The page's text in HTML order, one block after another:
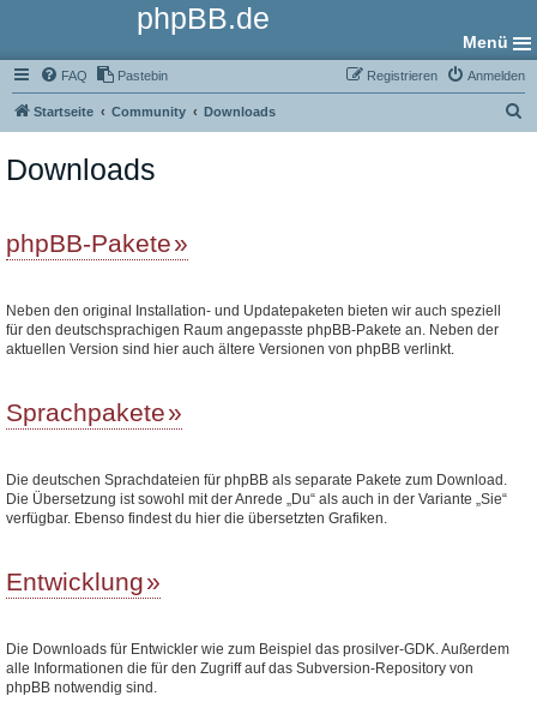
phpBB.de
Menü
FAQ Pastebin Anmelden
Registrieren
Startseite Community Downloads
Downloads
phpBB-Pakete
Neben den original Installation- und Updatepaketen bieten wir auch speziell
für den deutschsprachigen Raum angepasste phpBB-Pakete an. Neben der
aktuellen Version sind hier auch ältere Versionen von phpBB verlinkt.
Sprachpakete
Die deutschen Sprachdateien für phpBB als separate Pakete zum Download.
Die Übersetzung ist sowohl mit der Anrede „Du“ als auch in der Variante „Sie“
verfügbar. Ebenso findest du hier die übersetzten Grafiken.
Entwicklung
Die Downloads für Entwickler wie zum Beispiel das prosilver-GDK. Außerdem
alle Informationen die für den Zugriff auf das Subversion-Repository von
phpBB notwendig sind.